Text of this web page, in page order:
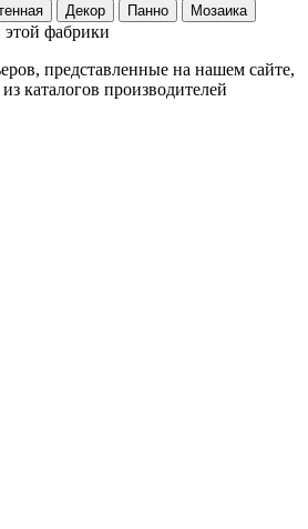
Декор Панно Мозаика
фабрики
представленные на нашем сайте,
каталогов производителей